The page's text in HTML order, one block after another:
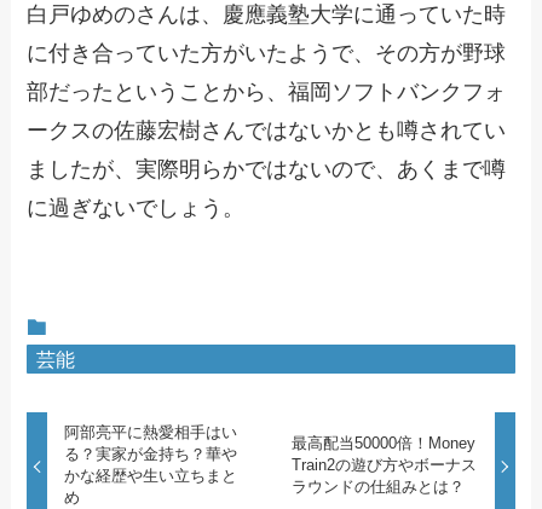
白戸ゆめのさんは、慶應義塾大学に通っていた時
に付き合っていた方がいたようで、その方が野球
部だったということから、福岡ソフトバンクフォ
ークスの佐藤宏樹さんではないかとも噂されてい
ましたが、実際明らかではないので、あくまで噂
に過ぎないでしょう。
芸能
阿部亮平に熱愛相手はい
る？実家が金持ち？華や
かな経歴や生い立ちまと
め
最高配当50000倍！Money
Train2の遊び方やボーナス
ラウンドの仕組みとは？